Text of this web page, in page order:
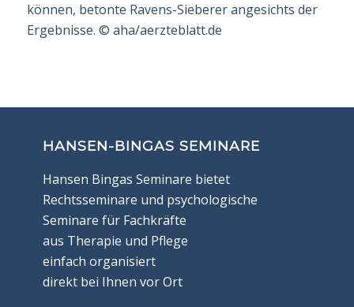
können, betonte Ravens-Sieberer angesichts der
Ergebnisse. © aha/aerzteblatt.de
HANSEN-BINGAS SEMINARE
Hansen Bingas Seminare bietet
Rechtsseminare und psychologische
Seminare für Fachkräfte
aus Therapie und Pflege
einfach organisiert
direkt bei Ihnen vor Ort